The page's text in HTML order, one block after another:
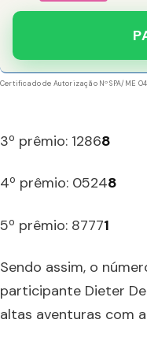
Certificado de Autorização Nº SPA/ME
3º prêmio: 12868
4º prêmio: 05248
5º prêmio: 87771
Sendo assim, o
participante Dieter
altas aventuras com